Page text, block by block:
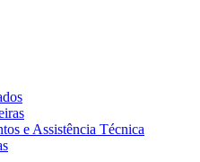
e Assistência Técnica